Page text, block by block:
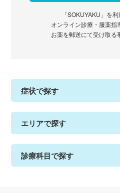
「SOKUYAKU」を
オンライン診療・服薬指
お薬を郵送にて受け取る
症状で探す
エリアで探す
診療科目で探す